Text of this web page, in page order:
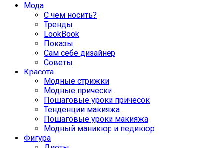
Мода
С чем носить?
Тренды
LookBook
Показы
Сам себе дизайнер
Советы
Красота
Модные стрижки
Модные прически
Пошаговые уроки причесок
Тенденции макияжа
Пошаговые уроки макияжа
Модный маникюр и педикюр
Фигура